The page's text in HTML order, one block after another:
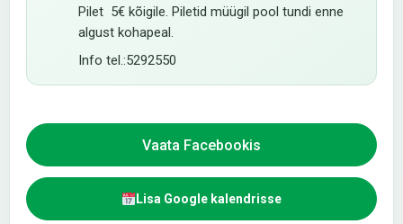
Pilet 5€ kõigile. Piletid müügil pool tundi enne
algust kohapeal.
Info tel.:5292550
Vaata Facebookis
Lisa Google kalendrisse